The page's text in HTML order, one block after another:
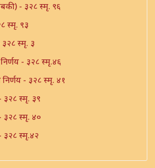
- ३२८ स्मृ. ९६
स्मृ. ९३
३२८ स्मृ. ३
- ३२८ स्मृ.४६
- ३२८ स्मृ. ४१
३२८ स्मृ. ३९
३२८ स्मृ. ४०
३२८ स्मृ.४२